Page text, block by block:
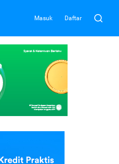
Masuk Daftar